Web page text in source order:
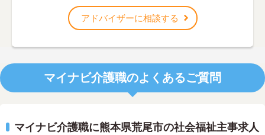
アドバイザーに相談する
マイナビ介護職のよくあるご質問
マイナビ介護職に熊本県荒尾市の社会福祉主事求人